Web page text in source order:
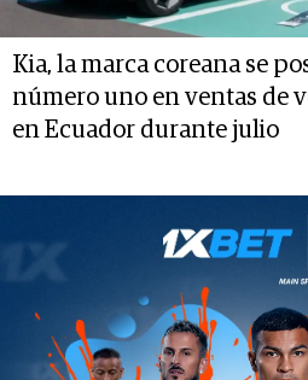
Kia, la marca coreana se
número uno en ventas de
en Ecuador durante julio